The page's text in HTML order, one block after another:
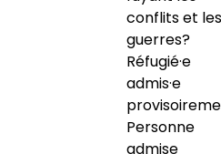
conflits et les
guerres?
Réfugié·e
admis·e
Personne
admise